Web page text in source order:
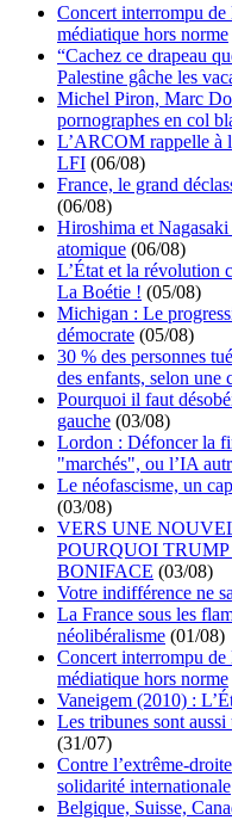
Concert interrompu
médiatique hors norme
“Cachez ce drapeau
Palestine gâche les
Michel Piron, Marc
pornographes en col
L’ARCOM rappelle à
LFI (06/08)
France, le grand
(06/08)
Hiroshima et
atomique (06/08)
L’État et la révolution
La Boétie ! (05/08)
Michigan : Le
démocrate (05/08)
30 % des personnes
des enfants, selon
Pourquoi il faut
gauche (03/08)
Lordon : Défoncer la
"marchés", ou l’IA
Le néofascisme, un
(03/08)
VERS UNE
POURQUOI
BONIFACE (03/08)
Votre indifférence ne
La France sous les
néolibéralisme (01/08)
Concert interrompu
médiatique hors norme
Vaneigem (2010) :
Les tribunes sont
(31/07)
Contre l’extrême-
solidarité internationale
Belgique, Suisse,